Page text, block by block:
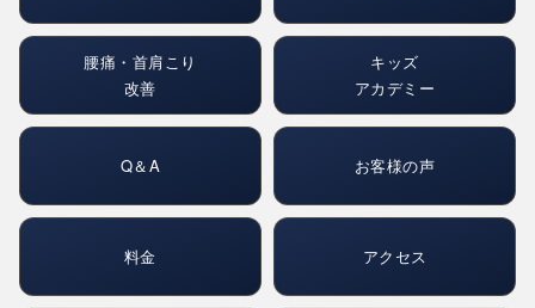
腰痛・首肩こり
改善
キッズ
アカデミー
Q＆A お客様の声
料金 アクセス